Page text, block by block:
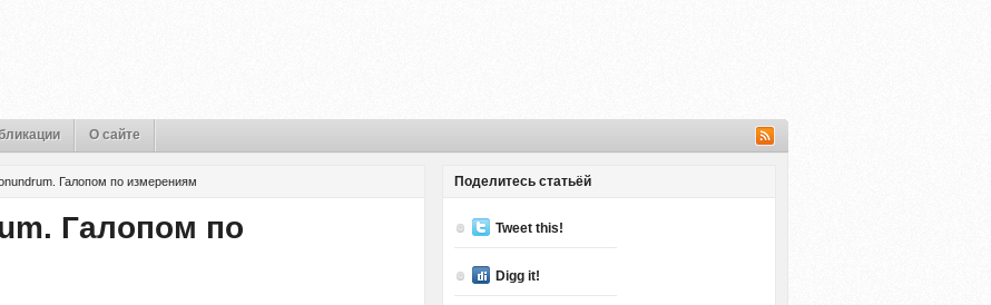
О сайте
Галопом по измерениям
Галопом по
Поделитесь статьёй
Tweet this!
Digg it!